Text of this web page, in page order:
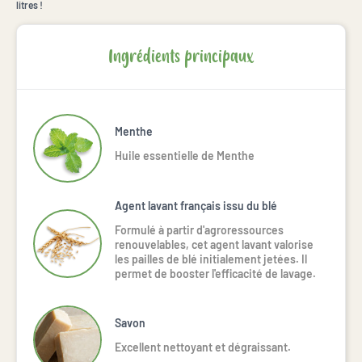
litres !
Ingrédients principaux
Menthe
Huile essentielle de Menthe
Agent lavant français issu du blé
Formulé à partir d'agroressources
renouvelables, cet agent lavant valorise
les pailles de blé initialement jetées. Il
permet de booster l'efficacité de lavage.
Savon
Excellent nettoyant et dégraissant.